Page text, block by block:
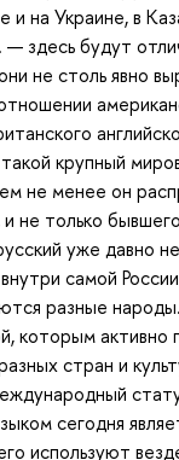
и на Украине, в
— здесь будут
не столь явно
крупный
не менее он
и не только
уже давно
самой
разные
которым активно
стран и
сегодня
используют